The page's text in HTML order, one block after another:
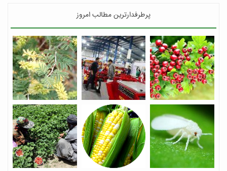
پرطرفدارترین مطالب امروز